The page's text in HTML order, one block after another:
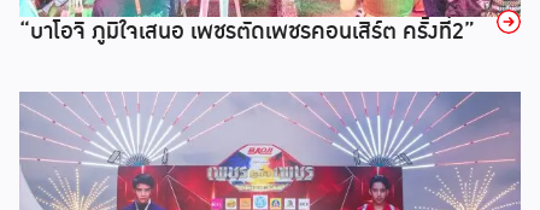
“บาโอจิ ภูมิใจเสนอ เพชรตัดเพชรคอนเสิร์ต ครั้งที่2” →